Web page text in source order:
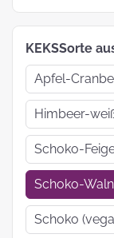
KEKSSorte
Apfel-
Himbeer-
Schoko-
Schoko-
Schoko